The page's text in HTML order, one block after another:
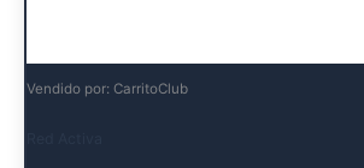
Vendido por: CarritoClub